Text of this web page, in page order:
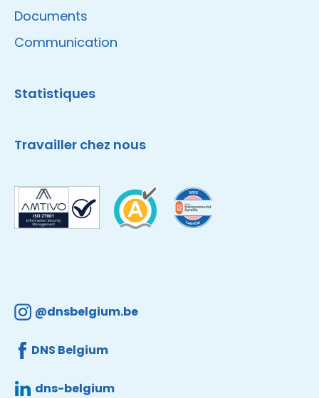
Documents
Communication
Statistiques
Travailler chez nous
@dnsbelgium.be
DNS Belgium
dns-belgium